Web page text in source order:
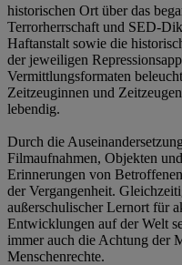
historischen Ort über das
Terrorherrschaft und SED-
Haftanstalt sowie die
der jeweiligen
Vermittlungsformaten
Zeitzeuginnen und
lebendig.
Durch die
Filmaufnahmen, Objekten
Erinnerungen von
der Vergangenheit.
außerschulischer Lernort für
Entwicklungen auf der Welt
immer auch die Achtung der
Menschenrechte.